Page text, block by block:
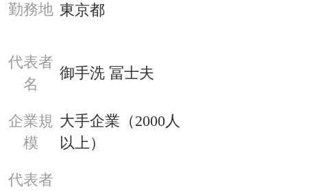
勤務地 東京都
代表者
名
御手洗 冨士夫
企業規
模
大手企業（2000人
以上）
代表者